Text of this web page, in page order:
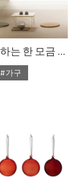
일상을 전환하는 한 모금 차의 시간
#가구